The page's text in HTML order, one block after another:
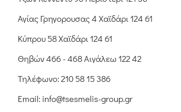
Αγίας Γρηγορουσας 4 Χαϊδάρι 124 61
Κύπρου 58 Χαϊδάρι 124 61
Θηβών 466 - 468 Αιγάλεω 122 42
Τηλέφωνο:210 58 15 386
Email: info@tsesmelis-group.gr